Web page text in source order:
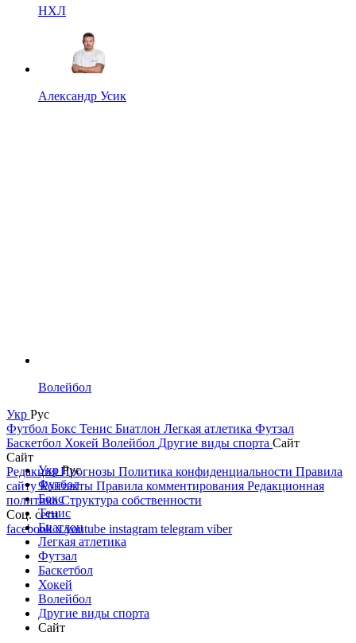
НХЛ
Александр Усик
Волейбол
Укр Рус
Футбол Бокс Тенис Биатлон Легкая атлетика Футзал
Баскетбол Хокей Волейбол Другие виды спорта Сайт
Сайт
РедакцияПрогнозы Политика конфиденциальности Правила
сайтуКонтакты Правила комментирования Редакционная
политикаСтруктура собственности
Соц. сети
facebookxyoutube instagram telegram viber
УкрРус
Футбол
Бокс
Тенис
Биатлон
Легкая атлетика
Футзал
Баскетбол
Хокей
Волейбол
Другие виды спорта
Сайт